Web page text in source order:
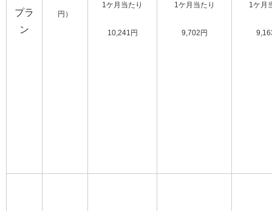
プラ
ン
円）
1ケ月当たり
10,241円
1ケ月当たり
9,702円
1ケ月